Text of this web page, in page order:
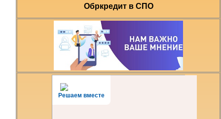
Обркредит в СПО
Решаем вместе